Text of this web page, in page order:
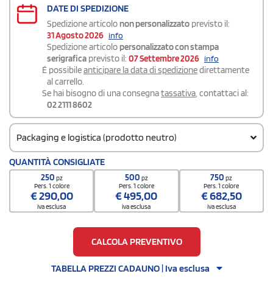
DATE DI SPEDIZIONE
Spedizione articolo non personalizzato previsto il:
31 Agosto 2026 info
Spedizione articolo personalizzato con stampa
serigrafica previsto il: 07 Settembre 2026 info
É possibileanticipare la data di spedizionedirettamente
al carrello.
Se hai bisogno di una consegnatassativa, contattaci al:
02 2111 8602
Packaging e logistica (prodotto neutro)
Quantità per scatola
250
QUANTITÀ CONSIGLIATE
250 pz
Pers. 1 colore
€290,00
iva esclusa
500 pz
Pers. 1 colore
€495,00
iva esclusa
750pz
Pers. 1 colore
€682,50
iva esclusa
CALCOLA PREVENTIVO
TABELLA PREZZI CADAUNO | Iva esclusa